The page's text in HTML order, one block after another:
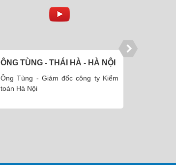
ÔNG TÙNG - THÁI HÀ - HÀ NỘI
Ông Tùng - Giám đốc công ty Kiểm
toán Hà Nội